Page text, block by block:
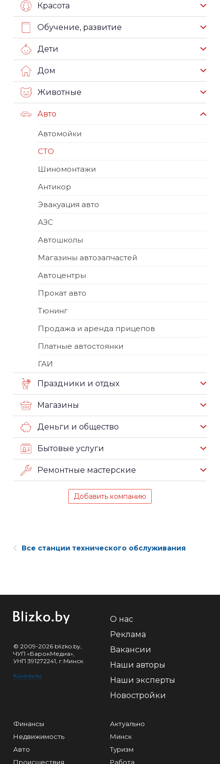
Красота
Обучение, развитие
Дети
Дом
Животные
Авто
Автомойки
СТО
Шиномонтажи
Антикор
Эвакуация авто
АЗС
Автошколы
Магазины автозапчастей
Автоцентры
Прокат авто
Тюнинг
Продажа и аренда прицепов
Платные автостоянки
ГАИ
Праздники и отдых
Магазины
Деньги и общество
Бытовые услуги
Ремонтные мастерские
Добавить компанию
Все станции технического обслуживания
© 2009-2026 blizko.by,
ЧУП «БарокМедиа»,
УНП 391272241, г.Минск
Контакты
О нас
Реклама
Вакансии
Наши авторы
Наши эксперты
Новостройки
Финансы
Недвижимость
Авто
Происшествия
Актуально
Минск
Туризм
Работа